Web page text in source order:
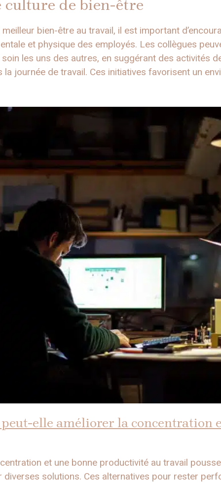
culture de bien-être
bien-être au travail, il est important
et physique des employés. Les collègues
les uns des autres, en suggérant des activités
journée de travail. Ces initiatives favorisent un
peut-elle améliorer la concentration
et une bonne productivité au travail
solutions. Ces alternatives pour rester